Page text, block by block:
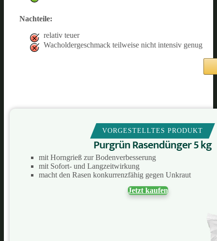
Nachteile:
relativ teuer
Wacholdergeschmack teilweise nicht intensiv genug
VORGESTELLTES PRODUKT
Purgrün Rasendünger 5 kg
mit Horngrieß zur Bodenverbesserung
mit Sofort- und Langzeitwirkung
macht den Rasen konkurrenzfähig gegen Unkraut
Jetzt kaufen